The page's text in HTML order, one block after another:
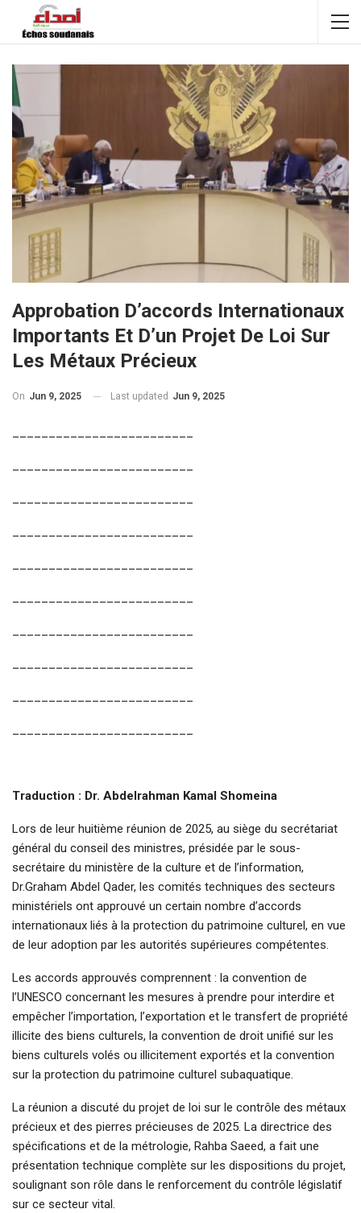
Approbation D’accords Internationaux
Importants Et D’un Projet De Loi Sur
Les Métaux Précieux
On Jun 9, 2025 Last updated Jun 9, 2025
Traduction : Dr. Abdelrahman Kamal Shomeina
Lors de leur huitième réunion de 2025, au siège du secrétariat
général du conseil des ministres, présidée par le sous-
secrétaire du ministère de la culture et de l’information,
Dr.Graham Abdel Qader, les comités techniques des secteurs
ministériels ont approuvé un certain nombre d’accords
internationaux liés à la protection du patrimoine culturel, en vue
de leur adoption par les autorités supérieures compétentes.
Les accords approuvés comprennent : la convention de
l’UNESCO concernant les mesures à prendre pour interdire et
empêcher l’importation, l’exportation et le transfert de propriété
illicite des biens culturels, la convention de droit unifié sur les
biens culturels volés ou illicitement exportés et la convention
sur la protection du patrimoine culturel subaquatique.
La réunion a discuté du projet de loi sur le contrôle des métaux
précieux et des pierres précieuses de 2025. La directrice des
spécifications et de la métrologie, Rahba Saeed, a fait une
présentation technique complète sur les dispositions du projet,
soulignant son rôle dans le renforcement du contrôle législatif
sur ce secteur vital.